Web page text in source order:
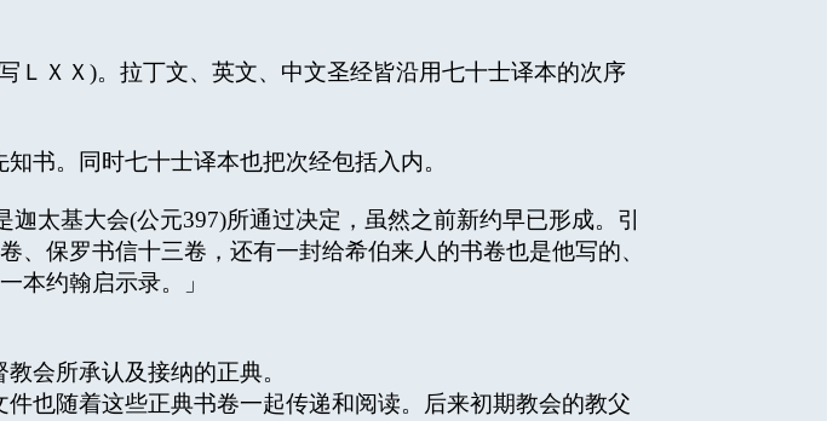
ＬＸＸ)。拉丁文、英文、中文圣经皆沿用七十士译本的次序
。同时七十士译本也把次经包括入内。
太基大会(公元397)所通过决定，虽然之前新约早已形成。引
保罗书信十三卷，还有一封给希伯来人的书卷也是他写的、
本约翰启示录。」
会所承认及接纳的正典。
也随着这些正典书卷一起传递和阅读。后来初期教会的教父